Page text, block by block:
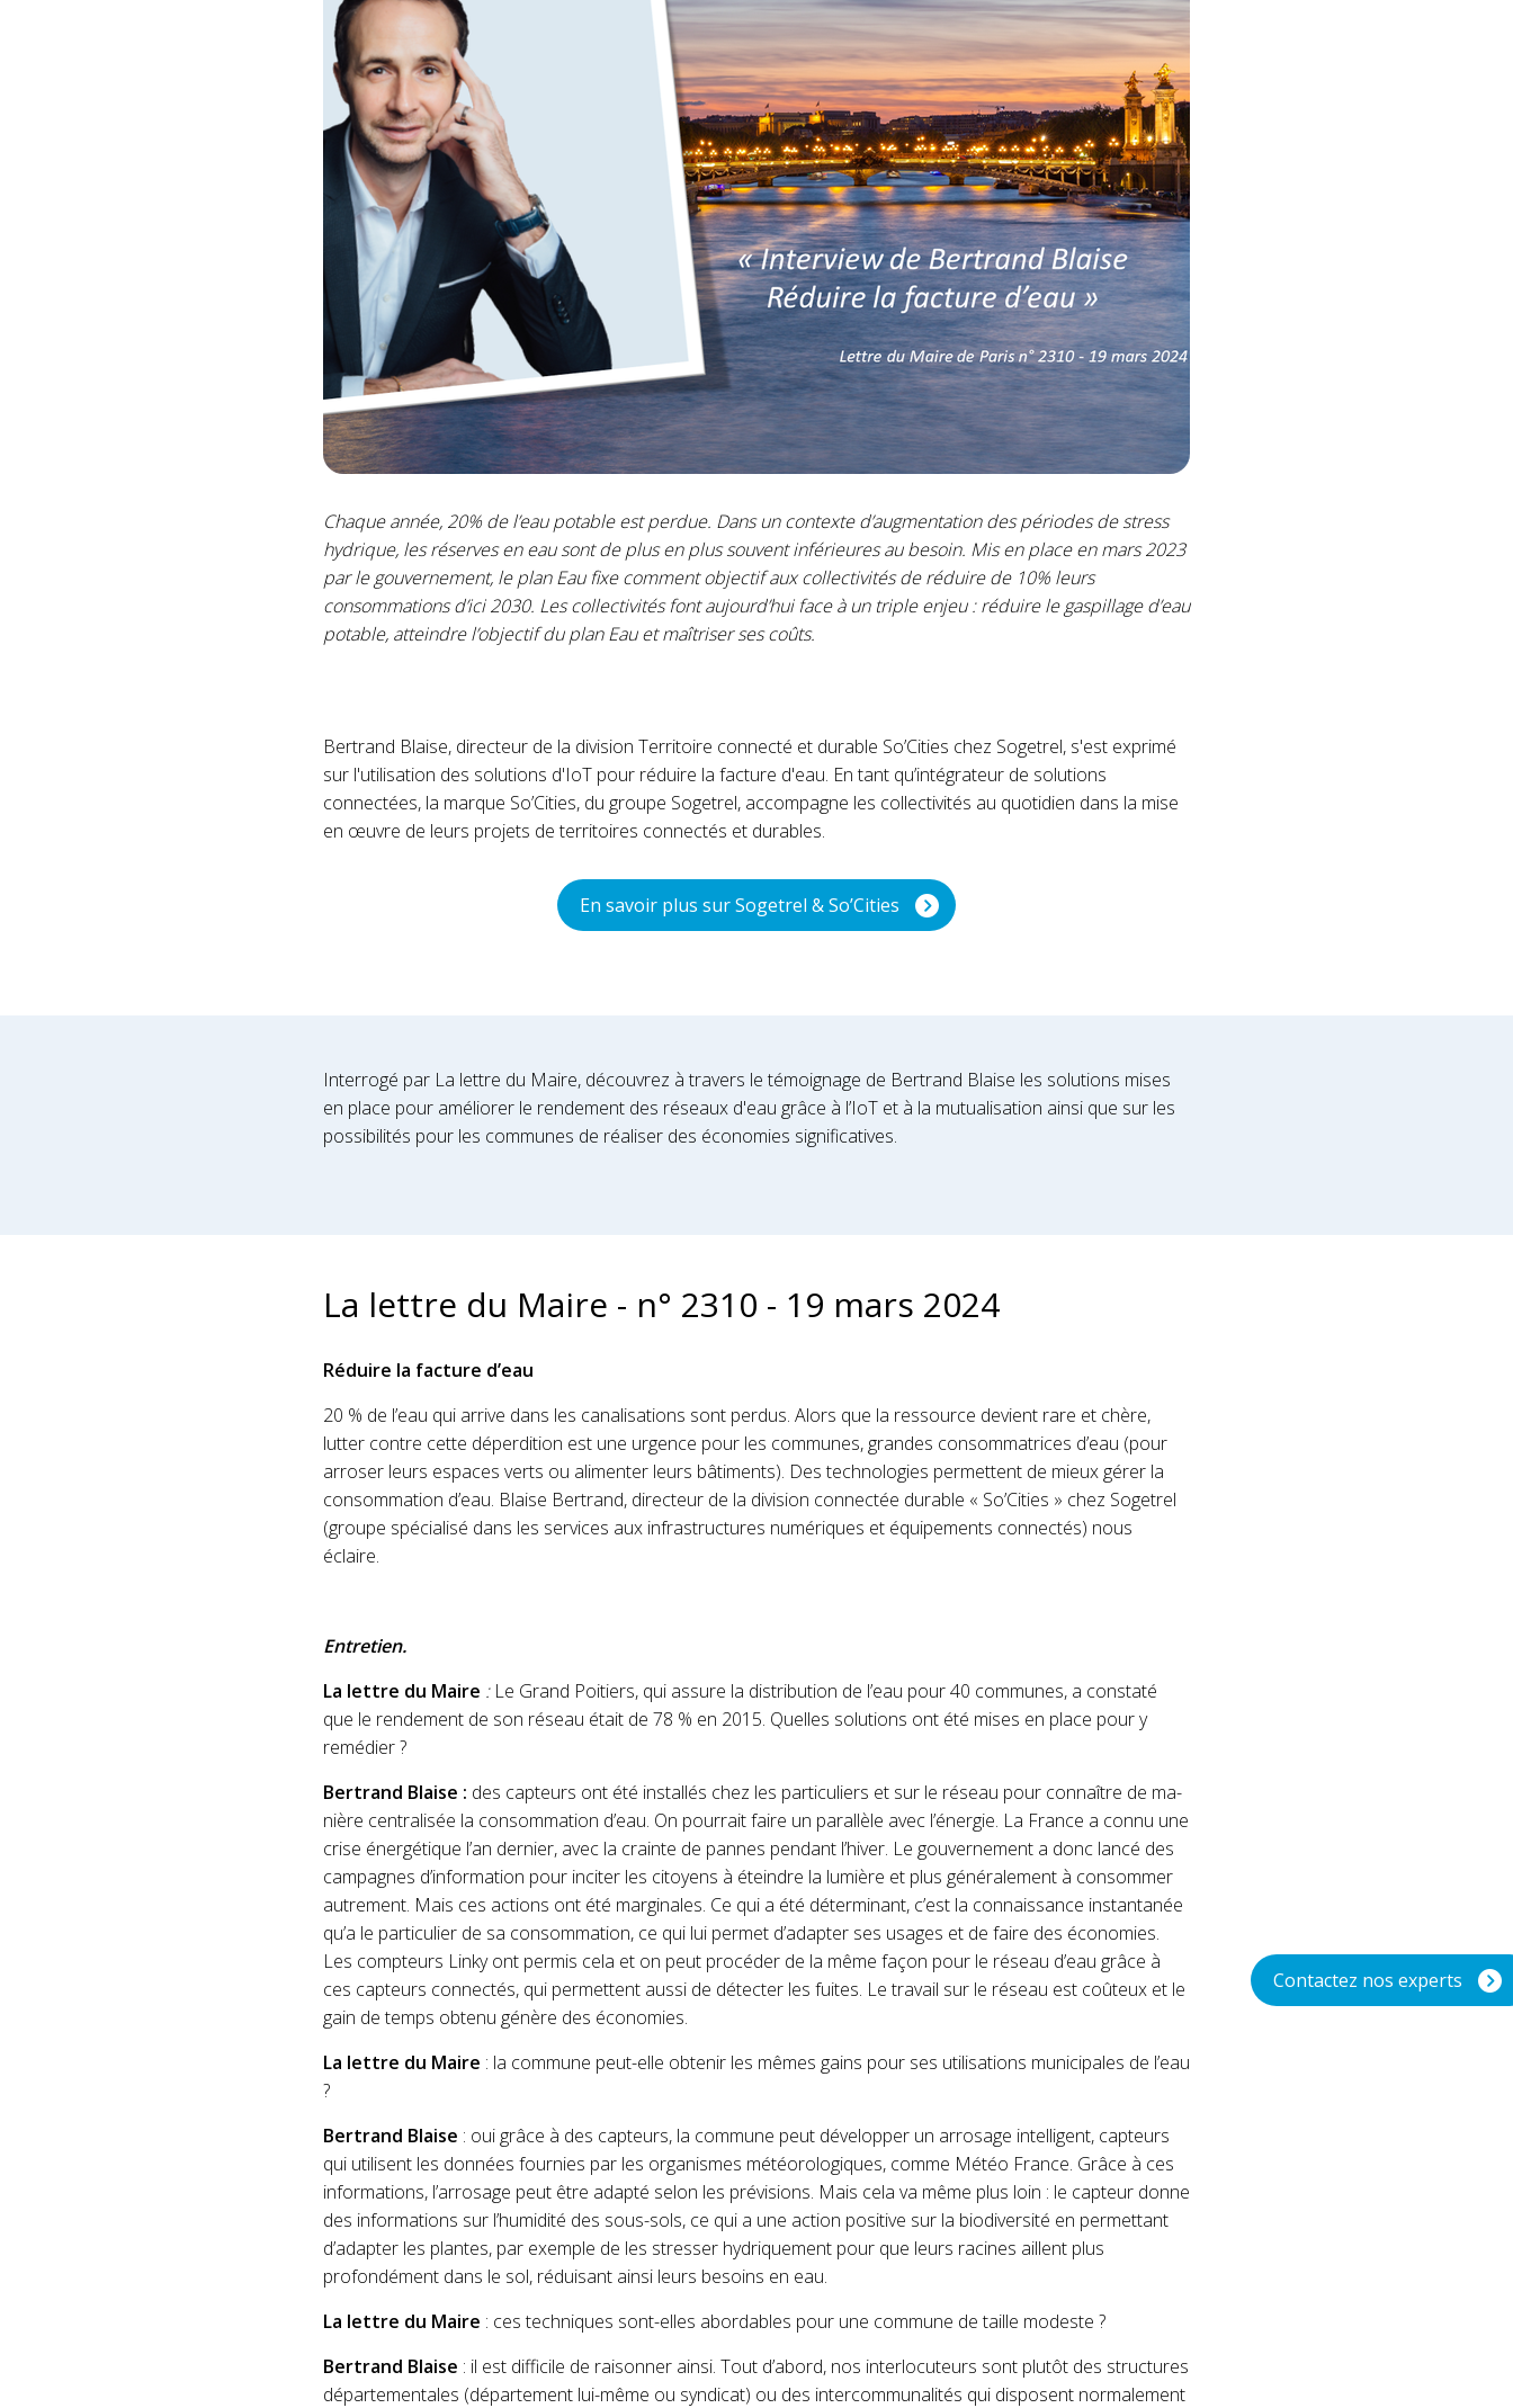
Chaque année, 20% de l’eau potable est perdue. Dans un contexte d’augmentation des périodes de stress
hydrique, les réserves en eau sont de plus en plus souvent inférieures au besoin. Mis en place en mars 2023
par le gouvernement, le plan Eau fixe comment objectif aux collectivités de réduire de 10% leurs
consommations d’ici 2030. Les collectivités font aujourd’hui face à un triple enjeu : réduire le gaspillage d’eau
potable, atteindre l’objectif du plan Eau et maîtriser ses coûts.
Bertrand Blaise, directeur de la division Territoire connecté et durable So’Cities chez Sogetrel, s'est exprimé
sur l'utilisation des solutions d'IoT pour réduire la facture d'eau. En tant qu’intégrateur de solutions
connectées, la marque So’Cities, du groupe Sogetrel, accompagne les collectivités au quotidien dans la mise
en œuvre de leurs projets de territoires connectés et durables.
En savoir plus sur Sogetrel & So’Cities
Interrogé par La lettre du Maire, découvrez à travers le témoignage de Bertrand Blaise les solutions mises
en place pour améliorer le rendement des réseaux d'eau grâce à l’IoT et à la mutualisation ainsi que sur les
possibilités pour les communes de réaliser des économies significatives.
La lettre du Maire - n° 2310 - 19 mars 2024
Réduire la facture d’eau
20 % de l’eau qui arrive dans les canalisations sont perdus. Alors que la ressource devient rare et chère,
lutter contre cette déperdition est une urgence pour les communes, grandes consommatrices d’eau (pour
arro­ser leurs espaces verts ou alimenter leurs bâtiments). Des technologies permettent de mieux gérer la
consom­mation d’eau. Blaise Bertrand, directeur de la division connectée durable « So’Cities » chez Sogetrel
(groupe spécialisé dans les services aux infrastructures numé­riques et équipements connectés) nous
éclaire.
Entretien.
La lettre du Maire : Le Grand Poitiers, qui assure la distribution de l’eau pour 40 communes, a constaté
que le rendement de son réseau était de 78 % en 2015. Quelles solutions ont été mises en place pour y
remé­dier ?
Bertrand Blaise : des capteurs ont été installés chez les particuliers et sur le réseau pour connaître de ma­
nière centralisée la consommation d’eau. On pourrait faire un parallèle avec l’énergie. La France a connu une
crise énergétique l’an dernier, avec la crainte de pannes pendant l’hiver. Le gouvernement a donc lancé des
campagnes d’information pour inciter les citoyens à éteindre la lumière et plus généralement à consommer
autrement. Mais ces actions ont été marginales. Ce qui a été déterminant, c’est la connaissance instantanée
qu’a le particulier de sa consommation, ce qui lui per­met d’adapter ses usages et de faire des économies.
Les compteurs Linky ont permis cela et on peut procéder de la même façon pour le réseau d’eau grâce à
ces capteurs connectés, qui permettent aussi de détecter les fuites. Le travail sur le réseau est coûteux et le
gain de temps obtenu génère des économies.
La lettre du Maire : la commune peut-elle obtenir les mêmes gains pour ses utilisations municipales de l’eau
?
Bertrand Blaise : oui grâce à des capteurs, la commune peut déve­lopper un arrosage intelligent, capteurs
qui utilisent les données fournies par les organismes météorologiques, comme Météo France. Grâce à ces
informations, l’arro­sage peut être adapté selon les prévisions. Mais cela va même plus loin : le capteur donne
des informations sur l’humidité des sous-sols, ce qui a une action positive sur la biodiversité en permettant
d’adapter les plantes, par exemple de les stresser hydriquement pour que leurs racines aillent plus
profondément dans le sol, rédui­sant ainsi leurs besoins en eau.
La lettre du Maire : ces techniques sont-elles abordables pour une commune de taille modeste ?
Bertrand Blaise : il est difficile de raisonner ainsi. Tout d’abord, nos interlocuteurs sont plutôt des structures
départemen­tales (département lui-même ou syndicat) ou des inter­communalités qui disposent normalement
Contactez nos experts